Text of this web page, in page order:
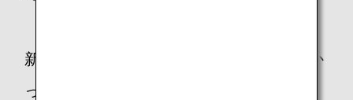
新会社設立までに突破しなければいけなか
ったことは？